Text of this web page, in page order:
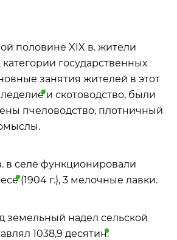
половине XIX в. жители
категории государственных
занятия жителей в этот
и скотоводство, были
пчеловодство, плотничный
в селе функционировали
(1904 г.), 3 мелочные лавки.
земельный надел сельской
1038,9 десятин.